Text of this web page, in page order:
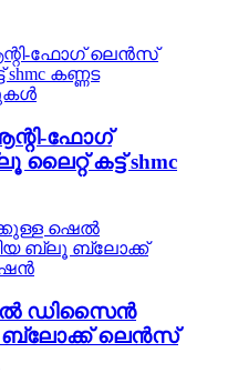
ഫോഗ്
കട്ട് shmc
ഡിസൈൻ
ലെൻസ്